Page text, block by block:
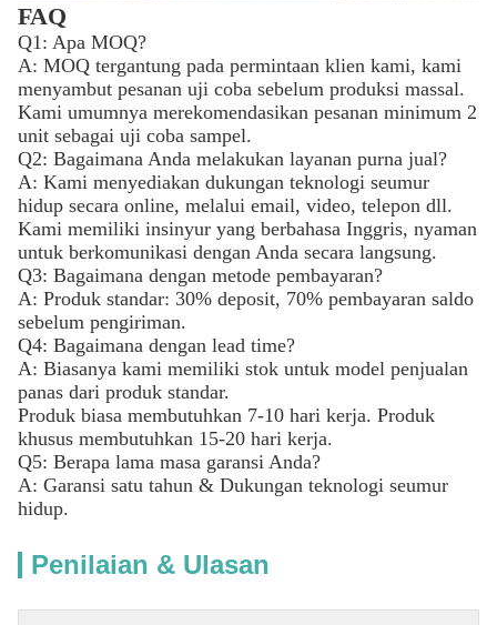
FAQ
Q1: Apa MOQ?
A: MOQ tergantung pada permintaan klien kami, kami
menyambut pesanan uji coba sebelum produksi massal.
Kami umumnya merekomendasikan pesanan minimum 2
unit sebagai uji coba sampel.
Q2: Bagaimana Anda melakukan layanan purna jual?
A: Kami menyediakan dukungan teknologi seumur
hidup secara online, melalui email, video, telepon dll.
Kami memiliki insinyur yang berbahasa Inggris, nyaman
untuk berkomunikasi dengan Anda secara langsung.
Q3: Bagaimana dengan metode pembayaran?
A: Produk standar: 30% deposit, 70% pembayaran saldo
sebelum pengiriman.
Q4: Bagaimana dengan lead time?
A: Biasanya kami memiliki stok untuk model penjualan
panas dari produk standar.
Produk biasa membutuhkan 7-10 hari kerja. Produk
khusus membutuhkan 15-20 hari kerja.
Q5: Berapa lama masa garansi Anda?
A: Garansi satu tahun & Dukungan teknologi seumur
hidup.
Penilaian & Ulasan